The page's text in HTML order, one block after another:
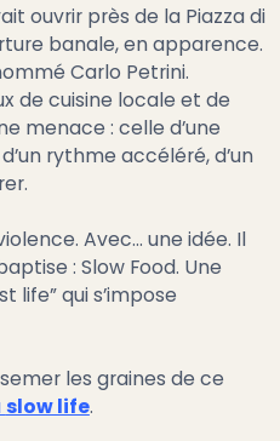
ouvrir près de la Piazza di
banale, en apparence.
Carlo Petrini.
de cuisine locale et de
menace : celle d’une
rythme accéléré, d’un
Avec… une idée. Il
: Slow Food. Une
life” qui s’impose
les graines de ce
slow life.